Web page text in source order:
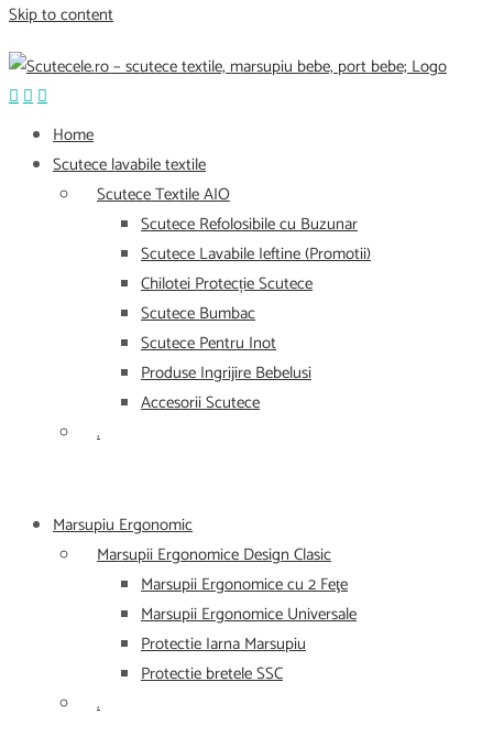
Skip to content
Home
Scutece lavabile textile
Scutece Textile AIO
Scutece Refolosibile cu Buzunar
Scutece Lavabile Ieftine (Promotii)
Chilotei Protecție Scutece
Scutece Bumbac
Scutece Pentru Inot
Produse Ingrijire Bebelusi
Accesorii Scutece
.
Marsupiu Ergonomic
Marsupii Ergonomice Design Clasic
Marsupii Ergonomice cu 2 Feţe
Marsupii Ergonomice Universale
Protectie Iarna Marsupiu
Protectie bretele SSC
.